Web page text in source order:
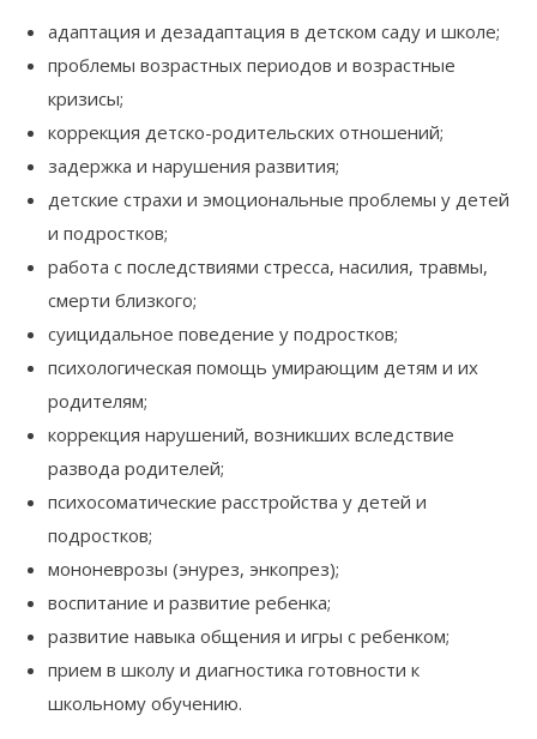
адаптация и дезадаптация в детском саду и школе;
проблемы возрастных периодов и возрастные
кризисы;
коррекция детско-родительских отношений;
задержка и нарушения развития;
детские страхи и эмоциональные проблемы у детей
и подростков;
работа с последствиями стресса, насилия, травмы,
смерти близкого;
суицидальное поведение у подростков;
психологическая помощь умирающим детям и их
родителям;
коррекция нарушений, возникших вследствие
развода родителей;
психосоматические расстройства у детей и
подростков;
мононеврозы (энурез, энкопрез);
воспитание и развитие ребенка;
развитие навыка общения и игры с ребенком;
прием в школу и диагностика готовности к
школьному обучению.